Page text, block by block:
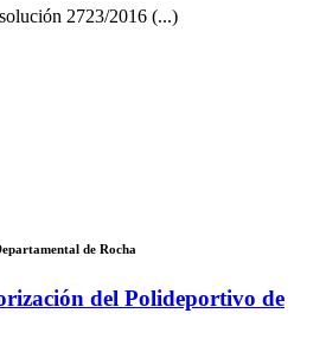
2723/2016 (...)
de Rocha
del Polideportivo de